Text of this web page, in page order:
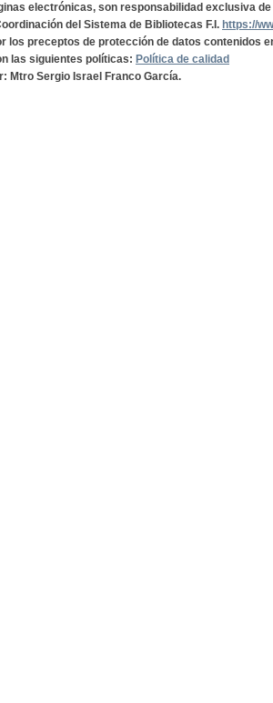
electrónicas, son responsabilidad exclusiva
del Sistema de Bibliotecas F.I. https://
los preceptos de protección de datos contenidos
las siguientes políticas: Política de calidad
Mtro Sergio Israel Franco García.